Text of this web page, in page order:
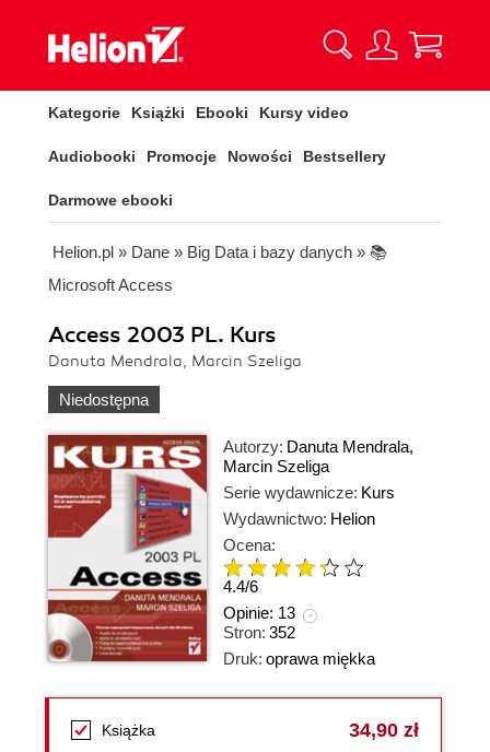
Kategorie Książki Ebooki Kursy video
Audiobooki Promocje Nowości Bestsellery
Darmowe ebooki
Helion.pl » Dane » Big Data i bazy danych » 📚
Microsoft Access
Access 2003 PL. Kurs
Danuta Mendrala, Marcin Szeliga
Niedostępna
Autorzy: Danuta Mendrala,
Marcin Szeliga
Serie wydawnicze: Kurs
Wydawnictwo: Helion
Ocena:
4.4/6
Opinie: 13
Stron: 352
Druk: oprawa miękka
Książka 34,90 zł